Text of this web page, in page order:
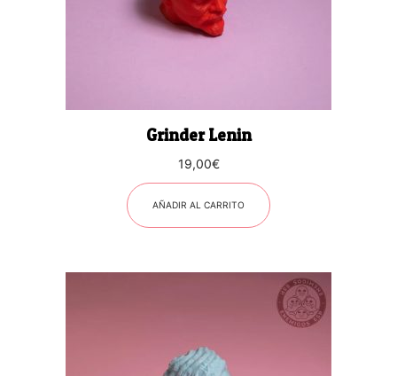
Grinder Lenin
19,00€
AÑADIR AL CARRITO